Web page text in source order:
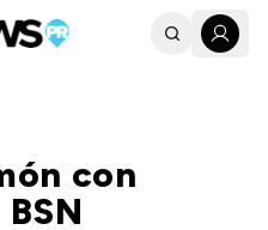
con